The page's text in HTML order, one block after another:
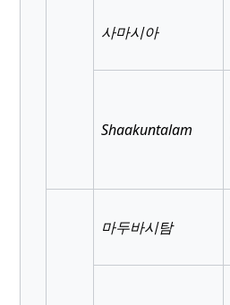
사마시아
Shaakuntalam
마두바시탐